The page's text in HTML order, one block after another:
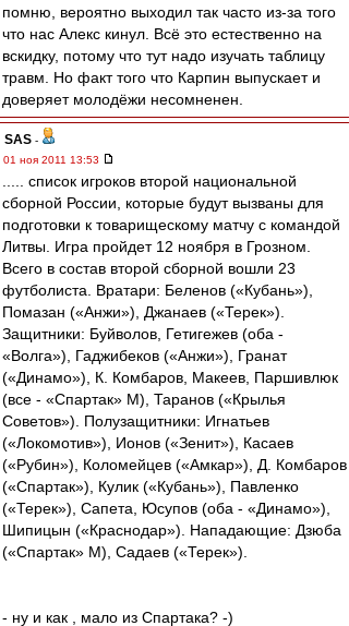
помню, вероятно выходил так часто из-за того
что нас Алекс кинул. Всё это естественно на
вскидку, потому что тут надо изучать таблицу
травм. Но факт того что Карпин выпускает и
доверяет молодёжи несомненен.
SAS -
01 ноя 2011 13:53
..... список игроков второй национальной
сборной России, которые будут вызваны для
подготовки к товарищескому матчу с командой
Литвы. Игра пройдет 12 ноября в Грозном.
Всего в состав второй сборной вошли 23
футболиста. Вратари: Беленов («Кубань»),
Помазан («Анжи»), Джанаев («Терек»).
Защитники: Буйволов, Гетигежев (оба -
«Волга»), Гаджибеков («Анжи»), Гранат
(«Динамо»), К. Комбаров, Макеев, Паршивлюк
(все - «Спартак» М), Таранов («Крылья
Советов»). Полузащитники: Игнатьев
(«Локомотив»), Ионов («Зенит»), Касаев
(«Рубин»), Коломейцев («Амкар»), Д. Комбаров
(«Спартак»), Кулик («Кубань»), Павленко
(«Терек»), Сапета, Юсупов (оба - «Динамо»),
Шипицын («Краснодар»). Нападающие: Дзюба
(«Спартак» М), Садаев («Терек»).
- ну и как , мало из Спартака? -)